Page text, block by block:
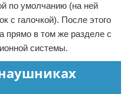
по умолчанию (на ней
с галочкой). После этого
прямо в том же разделе с
системы.